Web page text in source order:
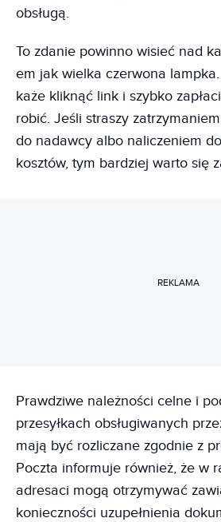
obsługą.
To zdanie powinno wisieć nad
em jak wielka czerwona
każe kliknąć link i szybko
robić. Jeśli straszy
do nadawcy albo naliczeniem
kosztów, tym bardziej warto się
REKLAMA
Prawdziwe należności celne i
przesyłkach obsługiwanych
mają być rozliczane zgodnie z
Poczta informuje również, że w
adresaci mogą otrzymywać
konieczności uzupełnienia